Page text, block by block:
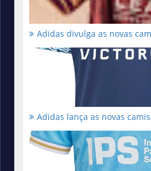
Adidas divulga as novas
Adidas lança as novas